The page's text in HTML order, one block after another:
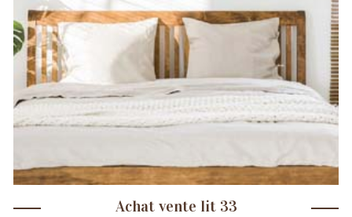
Achat vente lit 33